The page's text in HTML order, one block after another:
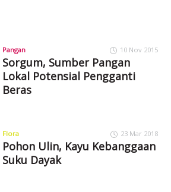
Pangan 10 Nov 2015
Sorgum, Sumber Pangan
Lokal Potensial Pengganti
Beras
Flora 23 Mar 2018
Pohon Ulin, Kayu Kebanggaan
Suku Dayak